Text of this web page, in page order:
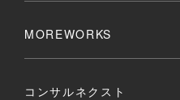
MOREWORKS
コンサルネクスト